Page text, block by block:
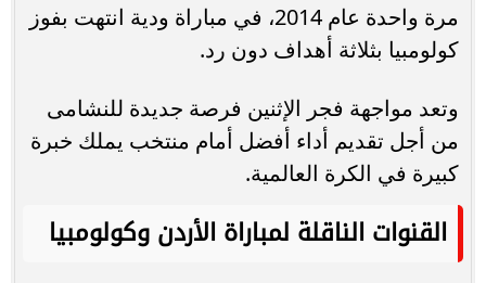
مرة واحدة عام 2014، في مباراة ودية انتهت بفوز
كولومبيا بثلاثة أهداف دون رد.
وتعد مواجهة فجر الإثنين فرصة جديدة للنشامى
من أجل تقديم أداء أفضل أمام منتخب يملك خبرة
كبيرة في الكرة العالمية.
القنوات الناقلة لمباراة الأردن وكولومبيا